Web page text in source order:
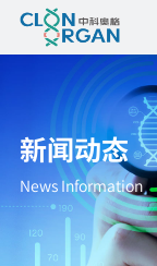
新闻动态
News Information